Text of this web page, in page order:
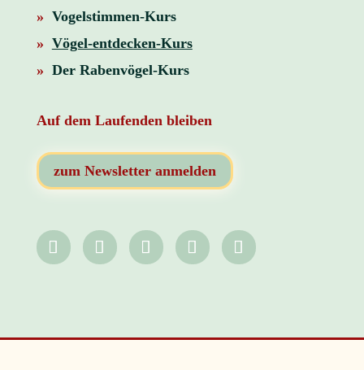
» Vogelstimmen-Kurs
» Vögel-entdecken-Kurs
» Der Rabenvögel-Kurs
Auf dem Laufenden bleiben
zum Newsletter anmelden